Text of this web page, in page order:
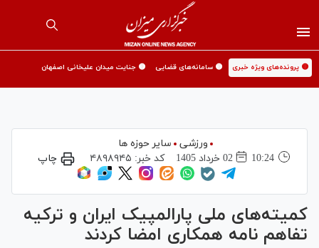
🟡 پرونده‌های ویژه خبری 🟡 سامانه‌های قضایی 🟡 جنایت میدان علیخانی اصفهان
ورزشی
سایر حوزه ها
10:24
02 خرداد 1405 کد خبر: ۴۸۹۸۹۴۵ چاپ
کمیته‌های ملی پارالمپیک ایران و ترکیه
تفاهم نامه همکاری امضا کردند